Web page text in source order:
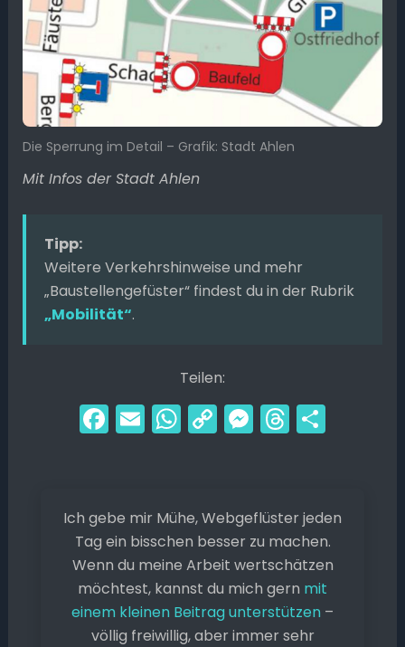
Die Sperrung im Detail – Grafik: Stadt Ahlen
Mit Infos der Stadt Ahlen
Tipp:
Weitere Verkehrshinweise und mehr
„Baustellengefüster“ findest du in der Rubrik
„Mobilität“.
Teilen:
F
a
e
b
o
o
k
E
m
l
W
h
ts
A
p
p
C
o
y
Li
n
k
M
e
s
e
n
g
er
T
hr
a
d
s
n
Ich gebe mir Mühe, Webgeflüster jeden
Tag ein bisschen besser zu machen.
Wenn du meine Arbeit wertschätzen
möchtest, kannst du mich gern mit
einem kleinen Beitrag unterstützen –
völlig freiwillig, aber immer sehr